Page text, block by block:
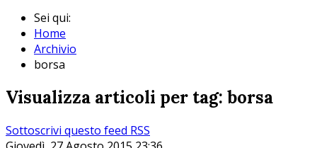
Sei qui:
Home
Archivio
borsa
Visualizza articoli per tag: borsa
Sottoscrivi questo feed RSS